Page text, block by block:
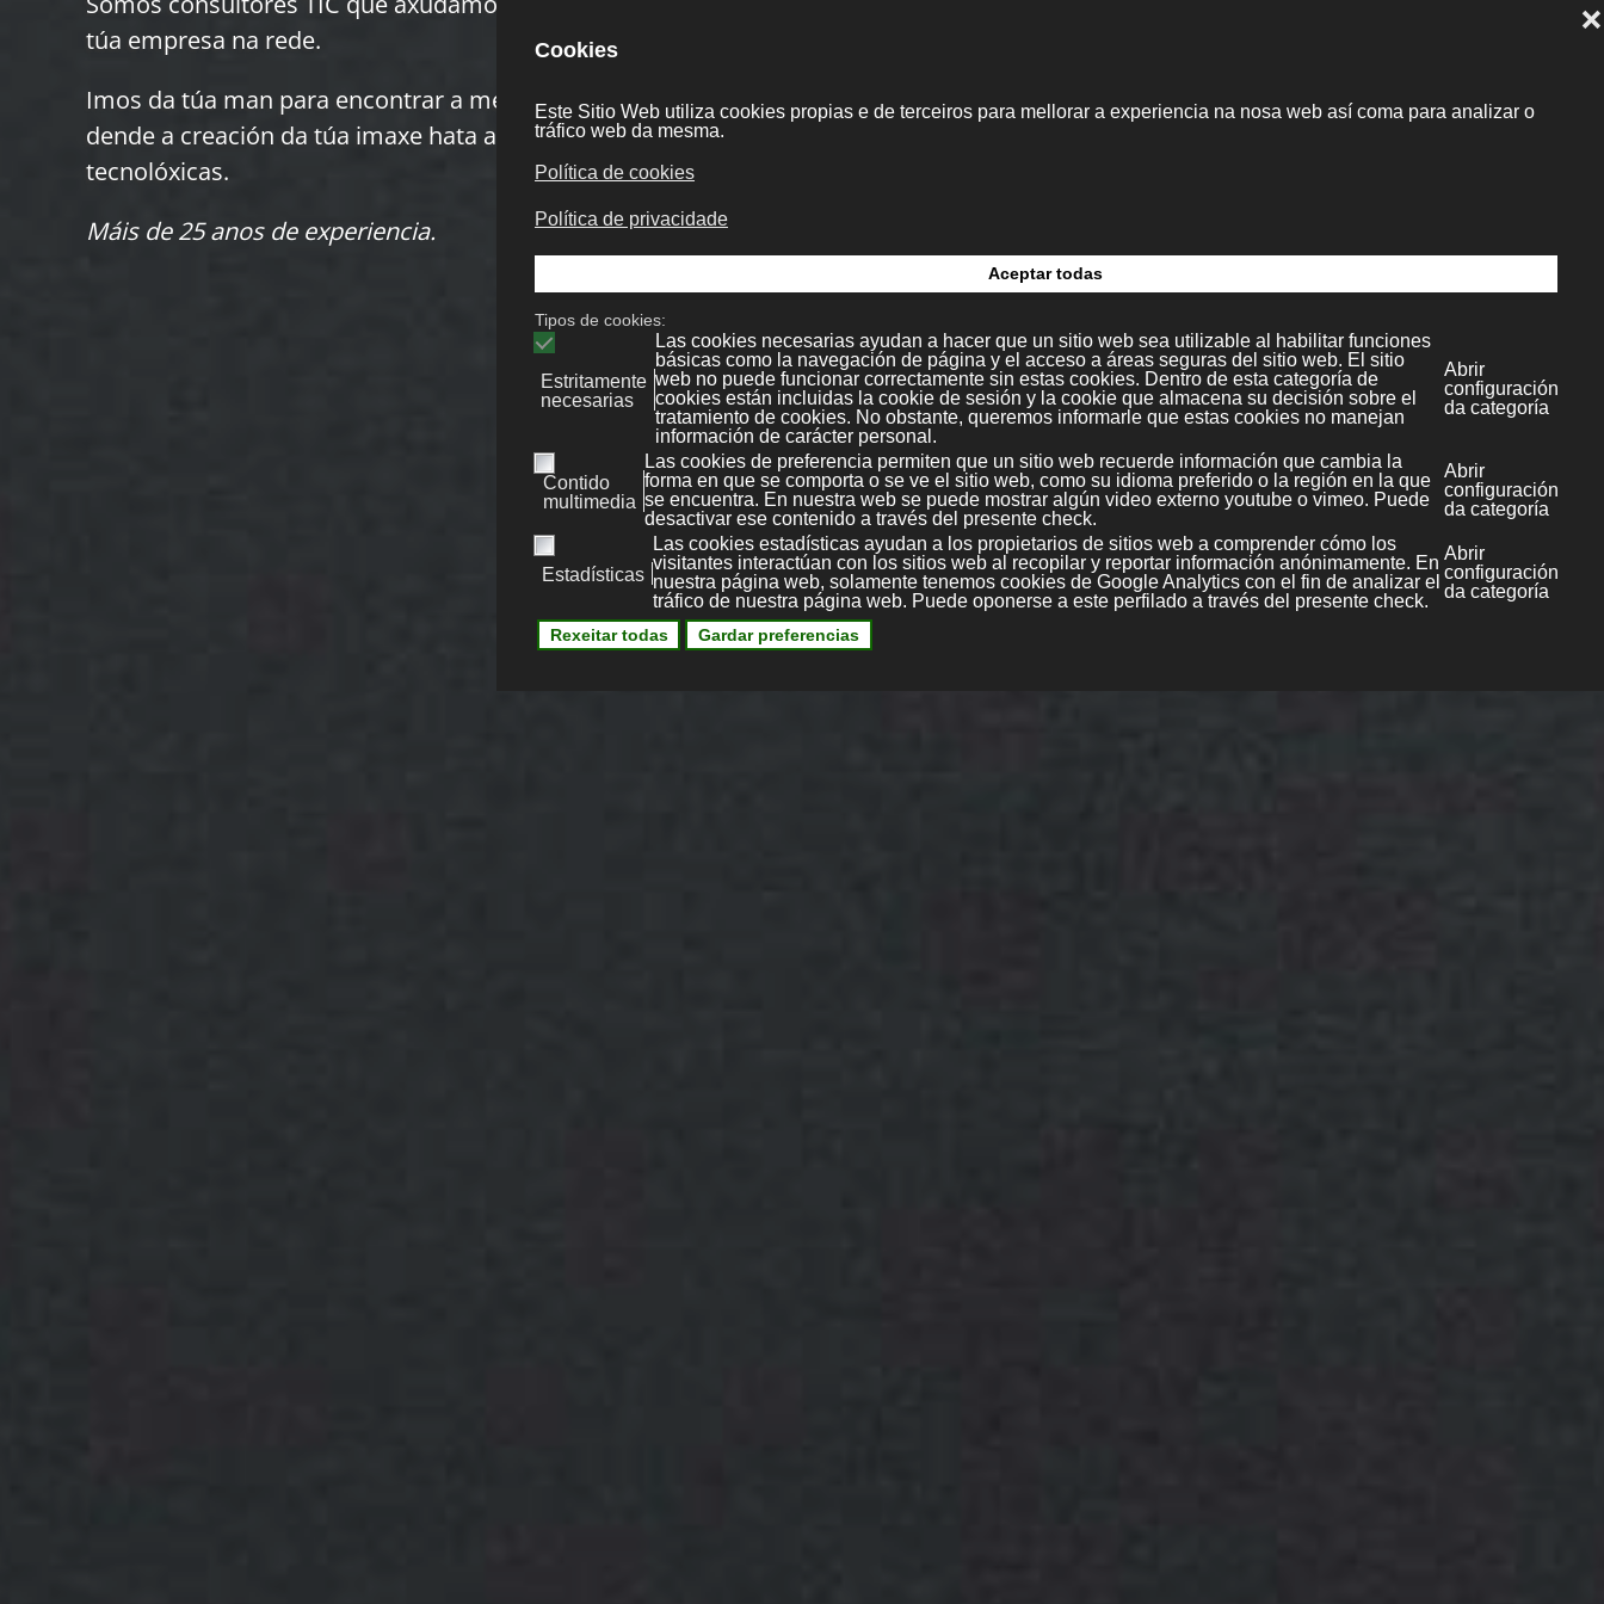
túa empresa na rede.
Imos da túa man para encontrar a mellor solución para as túas necesidades,
dende a creación da túa imaxe hata a imprantación de todas as solucións
tecnolóxicas.
Máis de 25 anos de experiencia.